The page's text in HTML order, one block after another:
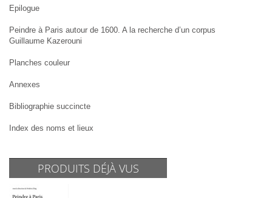
Epilogue
Peindre à Paris autour de 1600. A la recherche d’un corpus
Guillaume Kazerouni
Planches couleur
Annexes
Bibliographie succincte
Index des noms et lieux
PRODUITS DÉJÀ VUS